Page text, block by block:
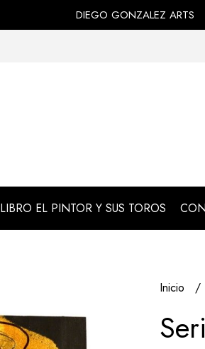
DIEGO GONZALEZ ARTS
LIBRO EL PINTOR Y SUS TOROS
Inicio